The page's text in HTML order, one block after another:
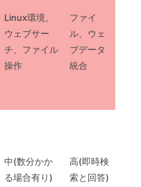
Linux環境、
ウェブサー
チ、ファイル
操作
ファイ
ル、ウェ
ブデータ
統合
中(数分かか
る場合有り)
高(即時検
索と回答)